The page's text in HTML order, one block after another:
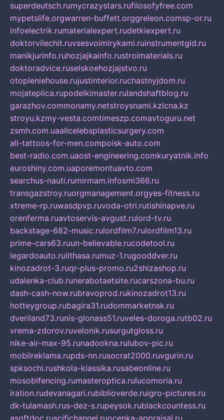
superdeutsch.rumycrazystars.rufilosofyfree.com
mypetslife.orgwarren-buffett.orggreleon.comsp-or.ru
infoelectrik.rumaterialexpert.rudetkiexpert.ru
doktorvilechit.ruvsesvoimirykami.ruinstrumentgid.ru
manikjurinfo.ruhozjajkainfo.rustroimaterials.ru
doktoradvice.ruselskoehozjajstvo.ru
otopleniehouse.rujustinterior.ruchastnyjdom.ru
mojateplica.rupodelkimaster.rulandshaftblog.ru
garazhov.commonamy.netstroysnami.kzlcna.kz
stroyu.kzmy-vesta.comtimeszp.comavtoguru.net
zsmh.com.uaallcelebsplasticsurgery.com
all-tattoos-for-men.compoisk-auto.com
best-radio.com.uaost-engineering.comkuryatnik.info
euroshiny.com.uaporemontuavto.com
searchus-nauti.rumirmam.infosmi366.ru
transgazstroy.ruorgmanagement.orgyes-fitness.ru
xtreme-rp.ruwasdpvp.ruvoda-otri.rutishinapve.ru
orenferma.ruavtoservis-avgust.rulord-tv.ru
backstage-682-music.rulordfilm7.rulordfilm13.ru
prime-cars63.ruun-believable.rucodetool.ru
legardoauto.rulithasa.rumuz-1.rugooddver.ru
kinozadrot-3.ruqr-plus-promo.ru2shizashop.ru
udalenka-club.runerabotaetsite.rucarszona-bu.ru
dash-cash-now.rubravoprod.rukinozadrot13.ru
hotteygroup.rubagira31.rudommarketnsk.ru
dveriland73.runis-glonass51.ruveles-doroga.rutb02.ru
vrema-zdorov.ruvelonik.rusurgutgloss.ru
nike-air-max-95.runadookna.rulubov-pic.ru
mobilreklama.rupds-nn.rusocrat2000.ruvgurin.ru
spksochi.rushkola-klassika.rusabeonline.ru
mosoblfencing.rumasteroptica.rulucomoria.ru
iration.rudevanagari.rubiblioverde.ruigro-pictures.ru
dk-tulamash.rus-dez-s.rupeysok.rublackcountess.ru
asoftdoc.ruscifichannel.ruocenka-appraisal.ru